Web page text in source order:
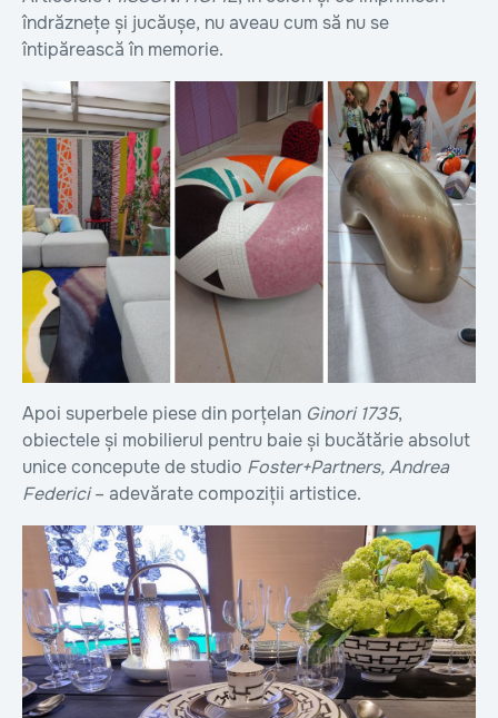
îndrăznețe și jucăușe, nu aveau cum să nu se
întipărească în memorie.
Apoi superbele piese din porțelan Ginori 1735,
obiectele și mobilierul pentru baie și bucătărie absolut
unice concepute de studio Foster+Partners, Andrea
Federici– adevărate compoziții artistice.